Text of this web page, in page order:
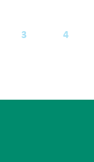
3 4